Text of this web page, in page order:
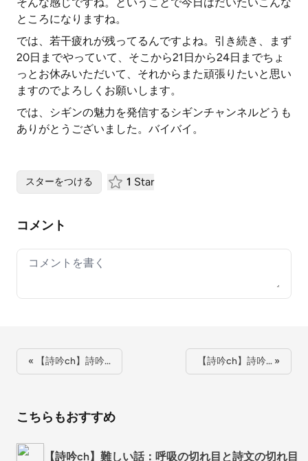
ところになりますね。
では、若干疲れが残ってるんですよね。引き続き、まず
20日までやっていて、そこから21日から24日までちょ
っとお休みいただいて、それからまた頑張りたいと思い
ますのでよろしくお願いします。
では、シギンの魅力を発信するシギンチャンネルどうも
ありがとうございました。バイバイ。
スターをつける 1 Star
コメント
Your comment
« 【詩吟ch】詩吟… 【詩吟ch】詩吟… »
こちらもおすすめ
【詩吟ch】難しい話：呼吸の切れ目と詩文の切れ目